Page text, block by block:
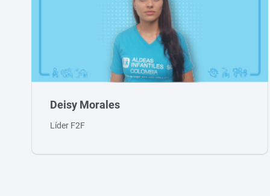
Deisy Morales
Líder F2F